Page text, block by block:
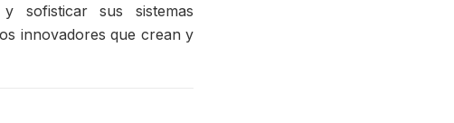
sofisticar sus sistemas
innovadores que crean y